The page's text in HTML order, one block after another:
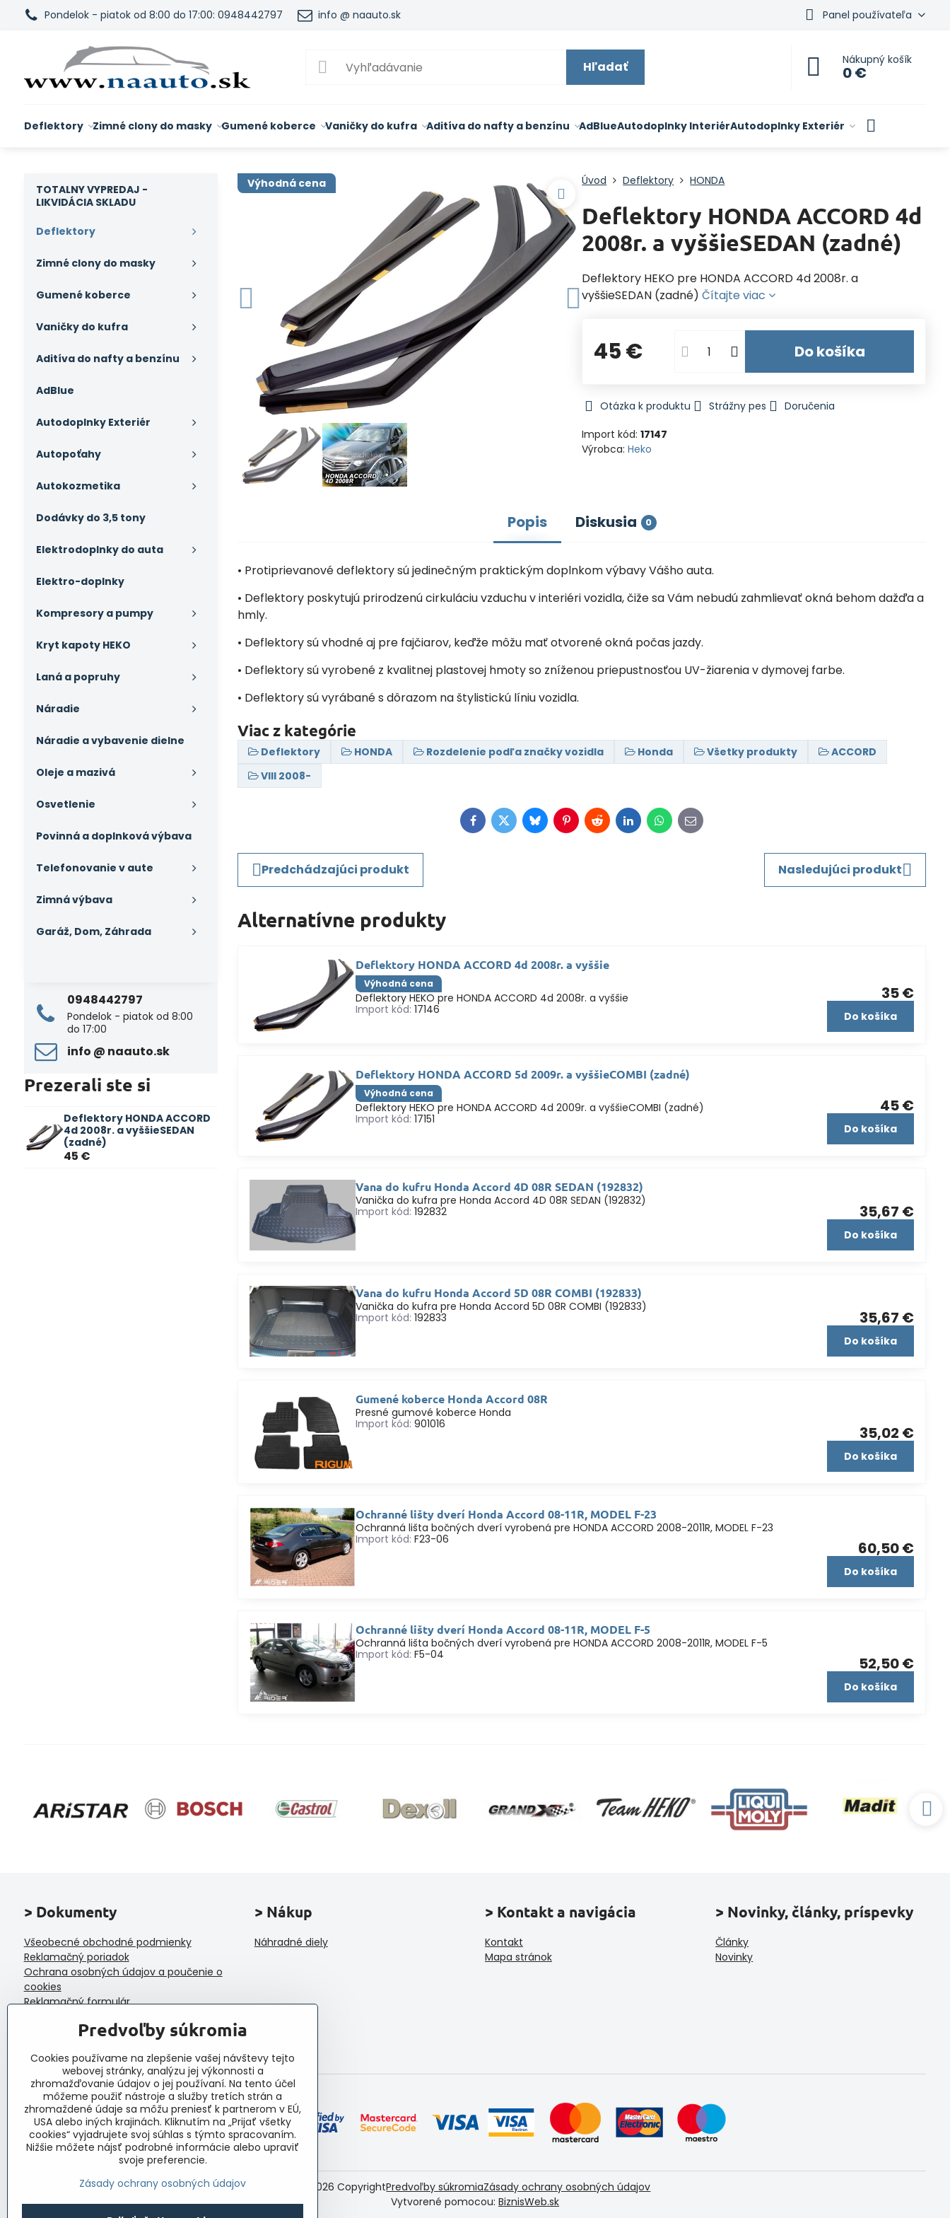
Pondelok - piatok od 8:00 do 17:00: 0948442797 info @ naauto.sk Panel používateľa
Hľadať Nákupný košík
0 €
Deflektory Zimné clony do masky Gumené koberce Vaničky do kufra Aditíva do nafty a benzínu AdBlueAutodoplnky InteriérAutodoplnky Exteriér
Výhodná cena Úvod Deflektory HONDA
Deflektory HONDA ACCORD 4d
2008r. a vyššieSEDAN (zadné)
Deflektory HEKO pre HONDA ACCORD 4d 2008r. a
vyššieSEDAN (zadné)Čítajte viac
45 € Do košíka
Otázka k produktu Strážny pes
Doručenia
Import kód:17147
Výrobca:Heko
Popis Diskusia 0
• Protiprievanové deflektory sú jedinečným praktickým doplnkom výbavy Vášho auta.
• Deflektory poskytujú prirodzenú cirkuláciu vzduchu v interiéri vozidla, čiže sa Vám nebudú zahmlievať okná behom dažďa a
hmly.
• Deflektory sú vhodné aj pre fajčiarov, keďže môžu mať otvorené okná počas jazdy.
• Deflektory sú vyrobené z kvalitnej plastovej hmoty so zníženou priepustnosťou UV-žiarenia v dymovej farbe.
• Deflektory sú vyrábané s dôrazom na štylistickú líniu vozidla.
Viac z kategórie
Deflektory HONDA Rozdelenie podľa značky vozidla Honda Všetky produkty
ACCORD
VIII 2008-
Facebook
TwitterBlueskyPinterest
RedditLinkedInWhatsApp
E-
mail
Predchádzajúci produkt Nasledujúci produkt
Alternatívne produkty
Deflektory HONDA ACCORD 4d 2008r. a vyššie
Výhodná cena
Deflektory HEKO pre HONDA ACCORD 4d 2008r. a vyššie
Import kód: 17146
35 €
Do košíka
Deflektory HONDA ACCORD 5d 2009r. a vyššieCOMBI (zadné)
Výhodná cena
Deflektory HEKO pre HONDA ACCORD 4d 2009r. a vyššieCOMBI (zadné)
Import kód: 17151
45 €
Do košíka
Vana do kufru Honda Accord 4D 08R SEDAN (192832)
Vanička do kufra pre Honda Accord 4D 08R SEDAN (192832)
Import kód: 192832 35,67 €
Do košíka
Vana do kufru Honda Accord 5D 08R COMBI (192833)
Vanička do kufra pre Honda Accord 5D 08R COMBI (192833)
Import kód: 192833 35,67 €
Do košíka
Gumené koberce Honda Accord 08R
Presné gumové koberce Honda
Import kód: 901016 35,02 €
Do košíka
Ochranné lišty dverí Honda Accord 08-11R, MODEL F-23
Ochranná lišta bočných dverí vyrobená pre HONDA ACCORD 2008-2011R, MODEL F-23
Import kód: F23-06 60,50 €
Do košíka
Ochranné lišty dverí Honda Accord 08-11R, MODEL F-5
Ochranná lišta bočných dverí vyrobená pre HONDA ACCORD 2008-2011R, MODEL F-5
Import kód: F5-04 52,50 €
Do košíka
TOTALNY VYPREDAJ -
LIKVIDÁCIA SKLADU
Deflektory
Zimné clony do masky
Gumené koberce
Vaničky do kufra
Aditíva do nafty a benzínu
AdBlue
Autodoplnky Exteriér
Autopoťahy
Autokozmetika
Dodávky do 3,5 tony
Elektrodoplnky do auta
Elektro-doplnky
Kompresory a pumpy
Kryt kapoty HEKO
Laná a popruhy
Náradie
Náradie a vybavenie dielne
Oleje a mazivá
Osvetlenie
Povinná a doplnková výbava
Telefonovanie v aute
Zimná výbava
Garáž, Dom, Záhrada
0948442797
Pondelok - piatok od 8:00
do 17:00
info ​@ naauto​.sk
Prezerali ste si
Deflektory HONDA ACCORD
4d 2008r. a vyššieSEDAN
(zadné)
45 €
> Dokumenty
Všeobecné obchodné podmienky
Reklamačný poriadok
Ochrana osobných údajov a poučenie o
cookies
Reklamačný formulár
Protokol o prijatí a vybavení reklamácie
> Nákup
Náhradné diely
> Kontakt a navigácia
Kontakt
Mapa stránok
> Novinky, články, príspevky
Články
Novinky
2026 CopyrightPredvoľby súkromiaZásady ochrany osobných údajov
Vytvorené pomocou: BiznisWeb.sk
Predvoľby súkromia
Cookies používame na zlepšenie vašej návštevy tejto
webovej stránky, analýzu jej výkonnosti a
zhromažďovanie údajov o jej používaní. Na tento účel
môžeme použiť nástroje a služby tretích strán a
zhromaždené údaje sa môžu preniesť k partnerom v EÚ,
USA alebo iných krajinách. Kliknutím na „Prijať všetky
cookies“ vyjadrujete svoj súhlas s týmto spracovaním.
Nižšie môžete nájsť podrobné informácie alebo upraviť
svoje preferencie.
Zásady ochrany osobných údajov